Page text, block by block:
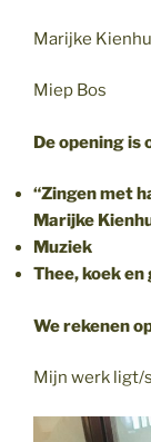
Marijke
Miep Bos
De opening is
“Zingen met
Marijke
Muziek
Thee, koek
We rekenen
Mijn werk ligt/